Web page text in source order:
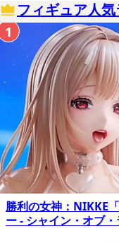
フィギュア人
勝利の女神：NIKKE
ー - シャイン・オブ・
1